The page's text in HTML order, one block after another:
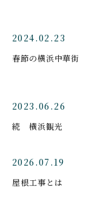
2024.02.23
春節の横浜中華街
2023.06.26
続 横浜観光
2026.07.19
屋根工事とは